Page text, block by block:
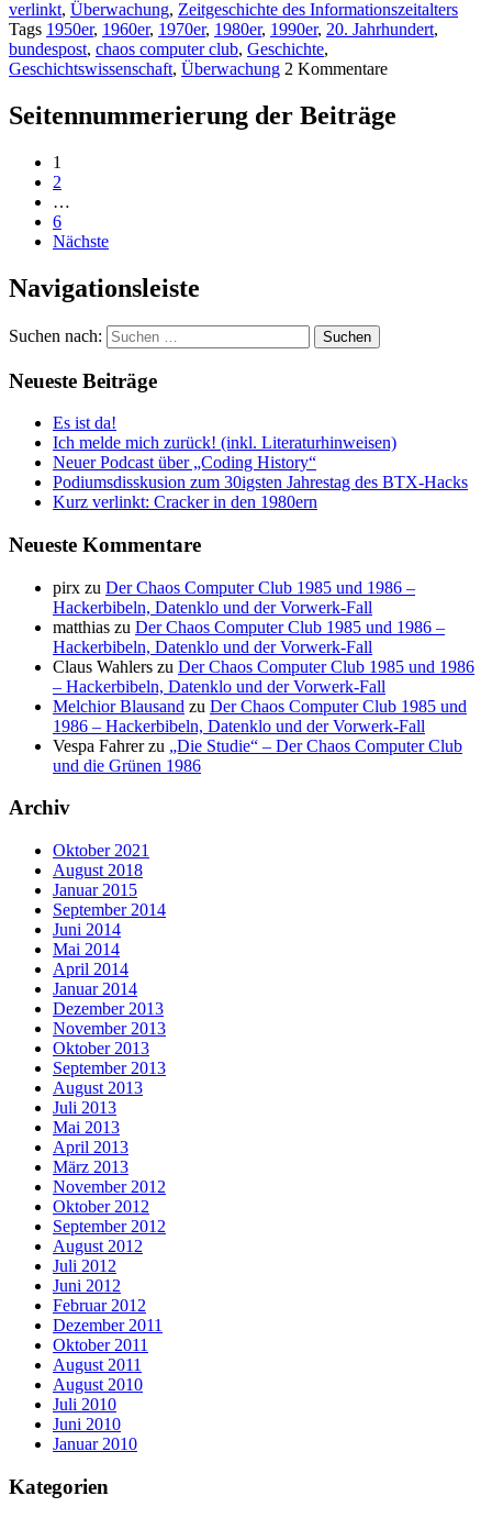
verlinkt, Überwachung, Zeitgeschichte des Informationszeitalters
Tags 1950er, 1960er, 1970er, 1980er, 1990er, 20. Jahrhundert,
bundespost, chaos computer club, Geschichte,
Geschichtswissenschaft, Überwachung 2 Kommentare
Seitennummerierung der Beiträge
1
2
…
6
Nächste
Navigationsleiste
Suchen nach:
Neueste Beiträge
Es ist da!
Ich melde mich zurück! (inkl. Literaturhinweisen)
Neuer Podcast über „Coding History“
Podiumsdisskusion zum 30igsten Jahrestag des BTX-Hacks
Kurz verlinkt: Cracker in den 1980ern
Neueste Kommentare
pirx zu Der Chaos Computer Club 1985 und 1986 –
Hackerbibeln, Datenklo und der Vorwerk-Fall
matthias zu Der Chaos Computer Club 1985 und 1986 –
Hackerbibeln, Datenklo und der Vorwerk-Fall
Claus Wahlers zu Der Chaos Computer Club 1985 und 1986
– Hackerbibeln, Datenklo und der Vorwerk-Fall
Melchior Blausand zu Der Chaos Computer Club 1985 und
1986 – Hackerbibeln, Datenklo und der Vorwerk-Fall
Vespa Fahrerzu „Die Studie“ – Der Chaos Computer Club
und die Grünen 1986
Archiv
Oktober 2021
August 2018
Januar 2015
September 2014
Juni 2014
Mai 2014
April 2014
Januar 2014
Dezember 2013
November 2013
Oktober 2013
September 2013
August 2013
Juli 2013
Mai 2013
April 2013
März 2013
November 2012
Oktober 2012
September 2012
August 2012
Juli 2012
Juni 2012
Februar 2012
Dezember 2011
Oktober 2011
August 2011
August 2010
Juli 2010
Juni 2010
Januar 2010
Kategorien